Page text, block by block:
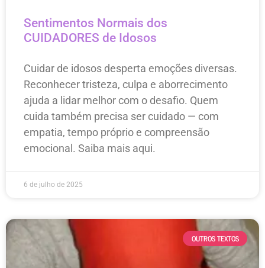
Sentimentos Normais dos
CUIDADORES de Idosos
Cuidar de idosos desperta emoções diversas.
Reconhecer tristeza, culpa e aborrecimento
ajuda a lidar melhor com o desafio. Quem
cuida também precisa ser cuidado — com
empatia, tempo próprio e compreensão
emocional. Saiba mais aqui.
6 de julho de 2025
OUTROS TEXTOS